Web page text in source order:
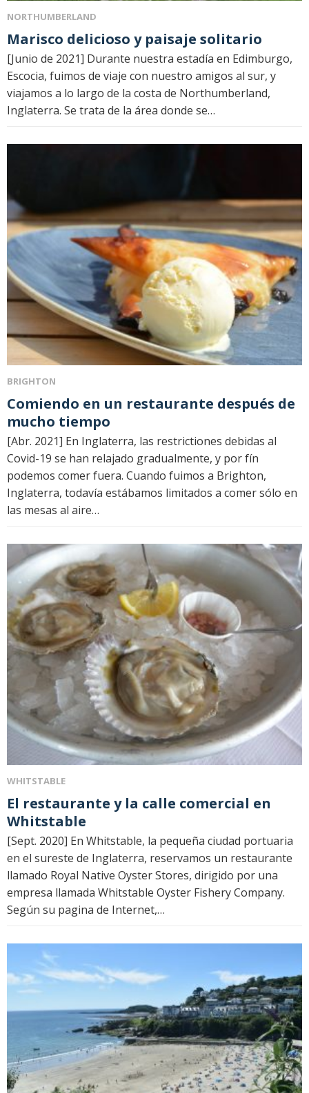
NORTHUMBERLAND
Marisco delicioso y paisaje solitario
[Junio ​​de 2021] Durante nuestra estadía en Edimburgo,
Escocia, fuimos de viaje con nuestro amigos al sur, y
viajamos a lo largo de la costa de Northumberland,
Inglaterra. Se trata de la área donde se…
BRIGHTON
Comiendo en un restaurante después de
mucho tiempo
[Abr. 2021] En Inglaterra, las restrictiones debidas al
Covid-19 se han relajado gradualmente, y por fín
podemos comer fuera. Cuando fuimos a Brighton,
Inglaterra, todavía estábamos limitados a comer sólo en
las mesas al aire…
WHITSTABLE
El restaurante y la calle comercial en
Whitstable
[Sept. 2020] En Whitstable, la pequeña ciudad portuaria
en el sureste de Inglaterra, reservamos un restaurante
llamado Royal Native Oyster Stores, dirigido por una
empresa llamada Whitstable Oyster Fishery Company.
Según su pagina de Internet,…